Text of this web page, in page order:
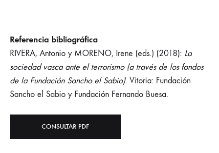
Referencia bibliográfica
RIVERA, Antonio y MORENO, Irene (eds.) (2018): La
sociedad vasca ante el terrorismo (a través de los fondos
de la Fundación Sancho el Sabio). Vitoria: Fundación
Sancho el Sabio y Fundación Fernando Buesa.
CONSULTAR PDF